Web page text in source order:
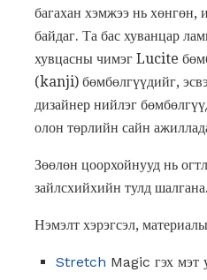
багахан хэмжээ нь хөнгөн,
байдаг. Та бас хуванцар
хувцасны чимэг Lucite
(kanji) бөмбөлгүүдийг,
дизайнер нийлэг
олон төрлийн сайн
Зөөлөн цоорхойнууд нь
зайлсхийхийн тулд шалгана.
Нэмэлт хэрэгсэл,
Stretch Magic гэх мэт